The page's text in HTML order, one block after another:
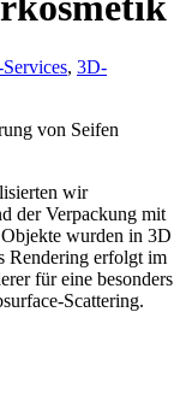
, 3D-
von Seifen
wir
der Verpackung mit
wurden in 3D
Rendering erfolgt im
für eine besonders
Scattering.